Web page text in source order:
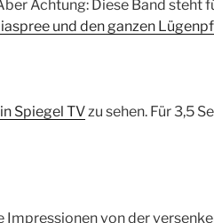
Achtung: Diese Band steht
und den ganzen
Spiegel TVzu sehen. Für 3,5
Impressionen von der